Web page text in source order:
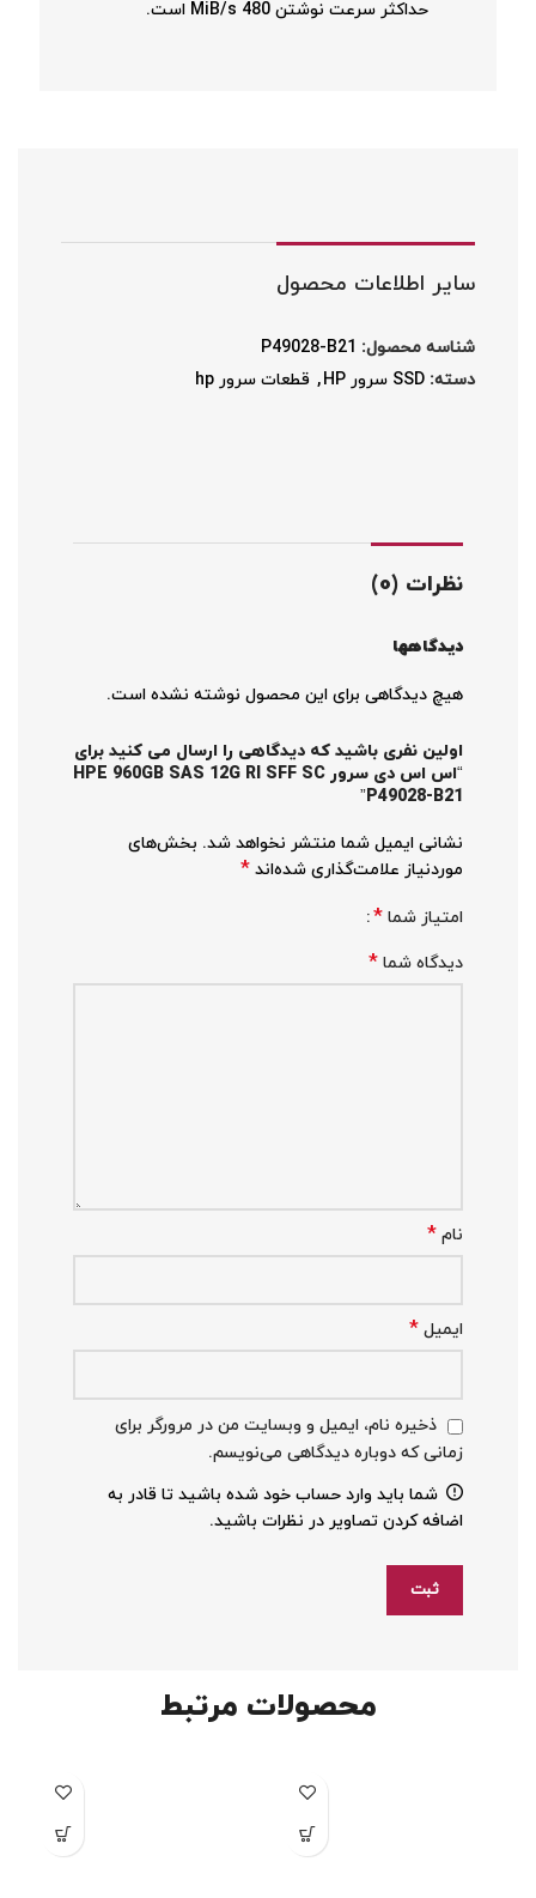
حداکثر سرعت نوشتن 480 MiB/s است.
سایر اطلاعات محصول
شناسه محصول: P49028-B21
دسته: SSD سرور HP , قطعات سرور hp
نظرات (0)
دیدگاهها
هیچ دیدگاهی برای این محصول نوشته نشده است.
اولین نفری باشید که دیدگاهی را ارسال می کنید برای
“اس اس دی سرور HPE 960GB SAS 12G RI SFF SC
P49028-B21”
نشانی ایمیل شما منتشر نخواهد شد. بخش‌های
موردنیاز علامت‌گذاری شده‌اند *
امتیاز شما *
دیدگاه شما *
نام *
ایمیل *
ذخیره نام، ایمیل و وبسایت من در مرورگر برای
زمانی که دوباره دیدگاهی می‌نویسم.
شما باید وارد حساب خود شده باشید تا قادر به
اضافه کردن تصاویر در نظرات باشید.
محصولات مرتبط